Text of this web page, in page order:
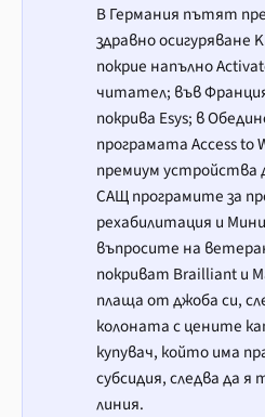
В Германия пътят
здравно осигуряване
покрие напълно
читател; във
покрива Esys; в
програмата Access to
премиум устройства
САЩ програмите за
рехабилитация и
въпросите на
покриват Brailliant и
плаща от джоба си,
колоната с цените
купувач, който има
субсидия, следва да
линия.